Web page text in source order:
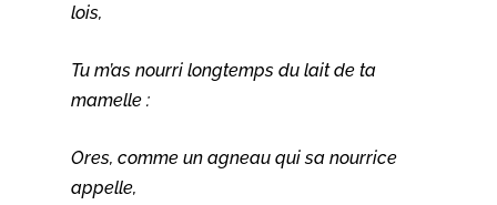
lois,
Tu m’as nourri longtemps du lait de ta
mamelle :
Ores, comme un agneau qui sa nourrice
appelle,